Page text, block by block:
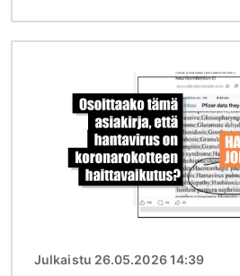
Julkaistu 26.05.2026 14:39